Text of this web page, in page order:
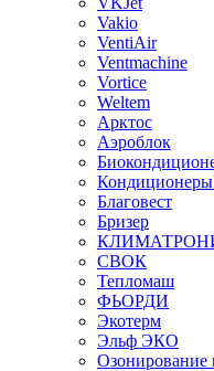
Vakio
VentiAir
Ventmachine
Vortice
Weltem
Арктос
Аэроблок
Благовест
Бризер
СВОК
Тепломаш
ФЬОРДИ
Экотерм
Эльф ЭКО
Озонирование